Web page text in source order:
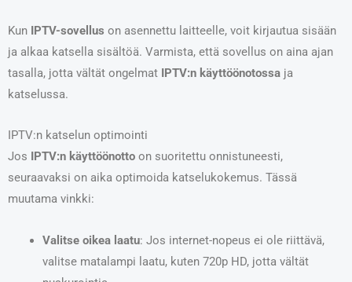
Kun IPTV-sovellus on asennettu laitteelle, voit kirjautua sisään
ja alkaa katsella sisältöä. Varmista, että sovellus on aina ajan
tasalla, jotta vältät ongelmat IPTV:n käyttöönotossa ja
katselussa.
IPTV:n katselun optimointi
Jos
IPTV:n käyttöönotto on suoritettu onnistuneesti,
seuraavaksi on aika optimoida katselukokemus. Tässä
muutama vinkki:
Valitse oikea laatu: Jos internet-nopeus ei ole riittävä,
valitse matalampi laatu, kuten 720p HD, jotta vältät